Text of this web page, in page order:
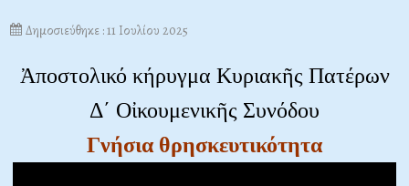
Δημοσιεύθηκε : 11 Ιουλίου 2025
Ἀποστολικό κήρυγμα Κυριακῆς Πατέρων
Δ΄ Οἰκουμενικῆς Συνόδου
Γνήσια θρησκευτικότητα